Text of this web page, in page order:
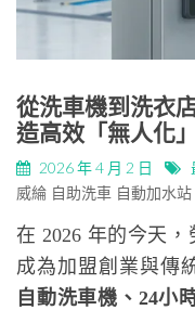
從洗車機到洗衣
造高效「無人化
2026 年 4 月 2 日
威綸 自助洗車 自動加水站
在 2026 年的今天
成為加盟創業與傳
自動洗車機、24小